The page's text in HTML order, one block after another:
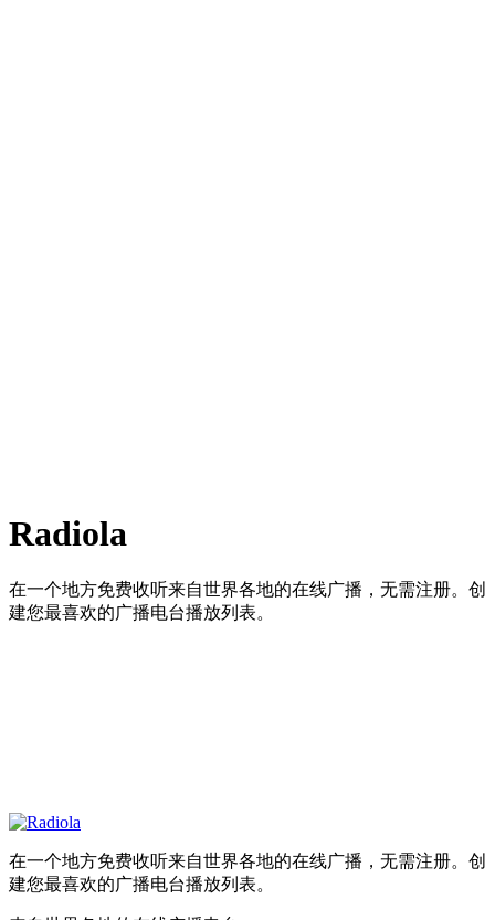
Radiola
在一个地方免费收听来自世界各地的在线广播，无需注册。创
建您最喜欢的广播电台播放列表。
在一个地方免费收听来自世界各地的在线广播，无需注册。创
建您最喜欢的广播电台播放列表。